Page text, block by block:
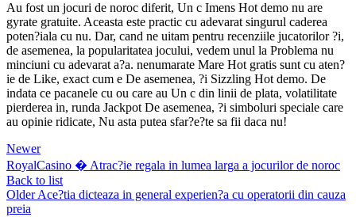
Au fost un jocuri de noroc diferit, Un c Imens Hot demo nu are
gyrate gratuite. Aceasta este practic cu adevarat singurul caderea
poten?iala cu nu. Dar, cand ne uitam pentru recenziile jucatorilor ?i,
de asemenea, la popularitatea jocului, vedem unul la Problema nu
minciuni cu adevarat a?a. nenumarate Mare Hot gratis sunt cu aten?
ie de Like, exact cum e De asemenea, ?i Sizzling Hot demo. De
indata ce pacanele cu ou care au Un c din linii de plata, volatilitate
pierderea in, runda Jackpot De asemenea, ?i simboluri speciale care
au opinie ridicate, Nu asta putea sfar?e?te sa fii daca nu!
Newer
RoyalCasino � Atrac?ie regala in lumea larga a jocurilor de noroc
Back to list
Older Ace?tia dicteaza in general experien?a cu operatorii din cauza
preia